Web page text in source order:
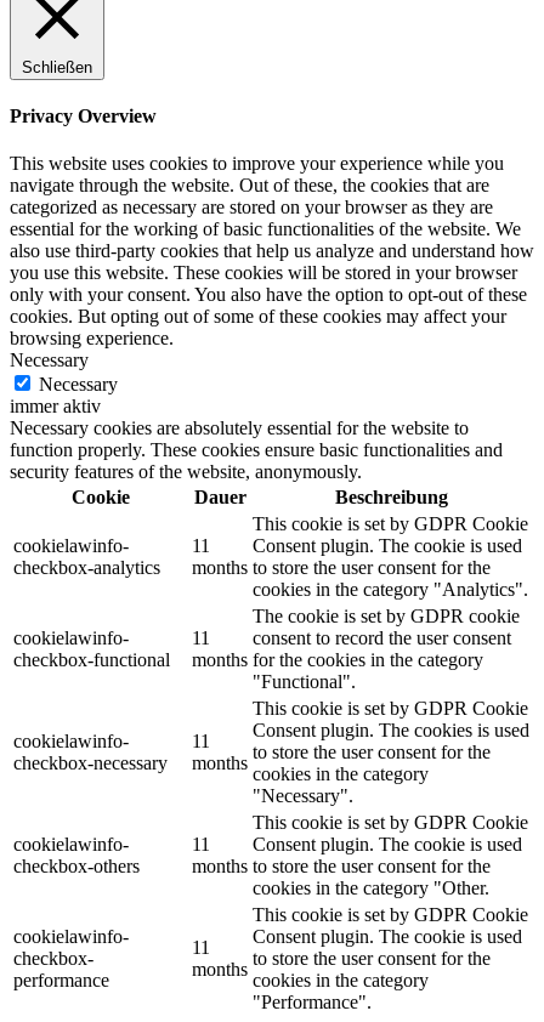
Schließen
Privacy Overview
This website uses cookies to improve your experience while you
navigate through the website. Out of these, the cookies that are
categorized as necessary are stored on your browser as they are
essential for the working of basic functionalities of the website. We
also use third-party cookies that help us analyze and understand how
you use this website. These cookies will be stored in your browser
only with your consent. You also have the option to opt-out of these
cookies. But opting out of some of these cookies may affect your
browsing experience.
Necessary
Necessary
immer aktiv
Necessary cookies are absolutely essential for the website to
function properly. These cookies ensure basic functionalities and
security features of the website, anonymously.
Cookie
Dauer Beschreibung
cookielawinfo-
checkbox-analytics
11
months
This cookie is set by GDPR Cookie
Consent plugin. The cookie is used
to store the user consent for the
cookies in the category "Analytics".
cookielawinfo-
checkbox-functional
11
months
The cookie is set by GDPR cookie
consent to record the user consent
for the cookies in the category
"Functional".
cookielawinfo-
checkbox-necessary
11
months
This cookie is set by GDPR Cookie
Consent plugin. The cookies is used
to store the user consent for the
cookies in the category
"Necessary".
cookielawinfo-
checkbox-others
11
months
This cookie is set by GDPR Cookie
Consent plugin. The cookie is used
to store the user consent for the
cookies in the category "Other.
cookielawinfo-
checkbox-
performance
11
months
This cookie is set by GDPR Cookie
Consent plugin. The cookie is used
to store the user consent for the
cookies in the category
"Performance".